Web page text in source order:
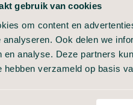
gebruik van cookies
om content en
Ook delen we
en analyse. Deze partners
hebben verzameld op basis
open sollicitatie
Uitvaart24? Dan kun je